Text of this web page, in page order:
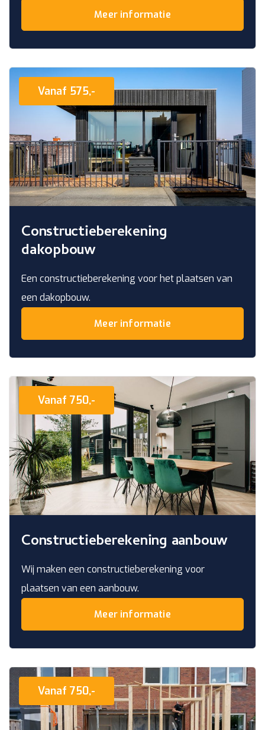
Meer informatie
Constructieberekening
dakopbouw
Een constructieberekening voor het plaatsen van
een dakopbouw.
Vanaf 575,-
Meer informatie
Constructieberekening aanbouw
Wij maken een constructieberekening voor
plaatsen van een aanbouw.
Vanaf 750,-
Meer informatie
Vanaf 750,-